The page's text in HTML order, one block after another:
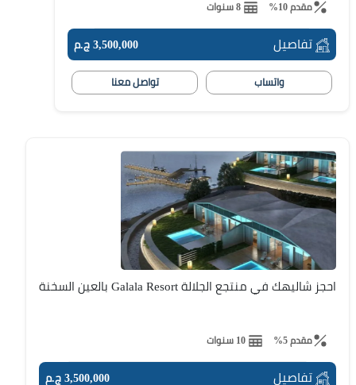
مقدم 10% 8 سنوات
تفاصيل 3,500,000 ج.م
واتساب تواصل معنا
احجز شاليهك في منتجع الجلالة Galala Resort بالعين السخنة
مقدم 5% 10 سنوات
تفاصيل 3,500,000 ج.م